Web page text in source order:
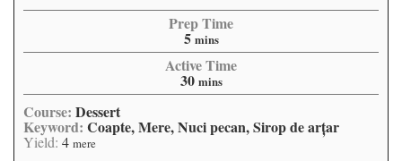
Prep Time
5 mins
Active Time
30 mins
Course: Dessert
Keyword: Coapte, Mere, Nuci pecan, Sirop de arţar
Yield: 4 mere